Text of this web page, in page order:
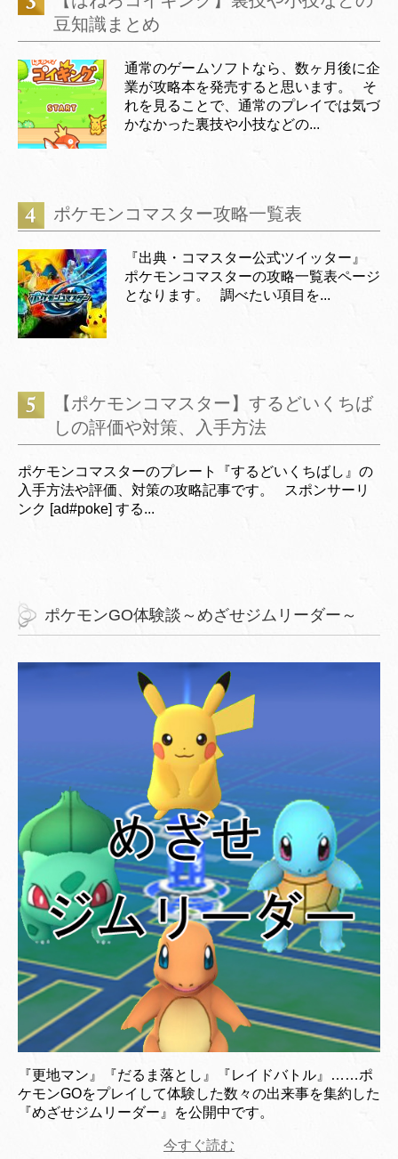
豆知識まとめ
通常のゲームソフトなら、数ヶ月後に企
業が攻略本を発売すると思います。 そ
れを見ることで、通常のプレイでは気づ
かなかった裏技や小技などの...
ポケモンコマスター攻略一覧表
『出典・コマスター公式ツイッター』
ポケモンコマスターの攻略一覧表ページ
となります。 調べたい項目を...
【ポケモンコマスター】するどいくちば
しの評価や対策、入手方法
ポケモンコマスターのプレート『するどいくちばし』の
入手方法や評価、対策の攻略記事です。 スポンサーリ
ンク [ad#poke] する...
ポケモンGO体験談～めざせジムリーダー～
『更地マン』『だるま落とし』『レイドバトル』……ポ
ケモンGOをプレイして体験した数々の出来事を集約した
『めざせジムリーダー』を公開中です。
今すぐ読む